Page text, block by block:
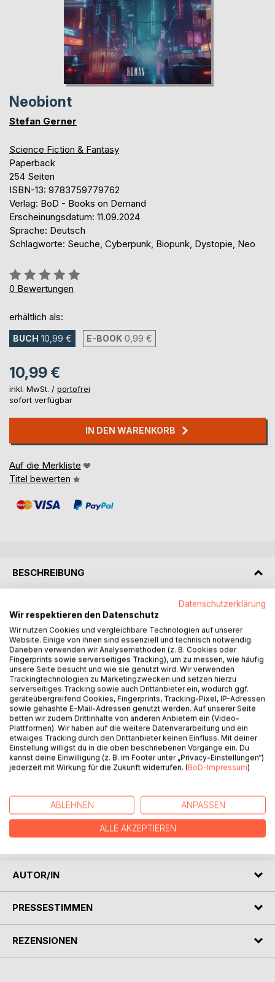
Neobiont
Stefan Gerner
Science Fiction & Fantasy
Paperback
254 Seiten
ISBN-13: 9783759779762
Verlag: BoD - Books on Demand
Erscheinungsdatum: 11.09.2024
Sprache: Deutsch
Schlagworte: Seuche, Cyberpunk, Biopunk, Dystopie, Neo
Bewertung::
0%
0 Bewertungen
erhältlich als:
BUCH 10,99 € E-BOOK 0,99 €
10,99 €
inkl. MwSt. / portofrei
sofort verfügbar
IN DEN WARENKORB
Auf die Merkliste
Titel bewerten
BESCHREIBUNG
STELL DIR VOR - DU ERWACHST IN DER ZUKUNFT -
OHNE ZU WISSEN WER DU BIST
Ein mysteriöser Parasit aus dem Eis hat im 21. Jahrhundert
beinahe die gesamte Menschheit vom Angesicht des
Planeten getilgt.
Fast siebzig Jahre später hausen die letzten Überlebenden
in riesigen abgeriegelten Städten, sogenannten Inseln, die
überwiegend in Küstennähe errichtet wurden. Sam
erwacht, ohne jegliche Erinnerung, in einem Labor,
unterhalb einer bizarren Großstadt. Auf der Suche nach
seiner Identität gerät er zwischen die Fronten von
Widerständlern und dem Machthaber der Stadt, ein
gewaschen ist.
Ihr Konflikt scheint mit Sams Schicksal verbunden zu sein.
Er kommt einem Komplott auf die Spur, welches das Ende
der restlichen Menschen bedeuten könnte...
AUTOR/IN
PRESSESTIMMEN
REZENSIONEN
Datenschutzerklärung
Wir respektieren den Datenschutz
Wir nutzen Cookies und vergleichbare Technologien auf unserer
Website. Einige von ihnen sind essenziell und technisch notwendig.
Daneben verwenden wir Analysemethoden (z. B. Cookies oder
Fingerprints sowie serverseitiges Tracking), um zu messen, wie häufig
unsere Seite besucht und wie sie genutzt wird. Wir verwenden
Trackingtechnologien zu Marketingzwecken und setzen hierzu
serverseitiges Tracking sowie auch Drittanbieter ein, wodurch ggf.
geräteübergreifend Cookies, Fingerprints, Tracking-Pixel, IP-Adressen
sowie gehashte E-Mail-Adressen genutzt werden. Auf unserer Seite
betten wir zudem Drittinhalte von anderen Anbietern ein (Video-
Plattformen). Wir haben auf die weitere Datenverarbeitung und ein
etwaiges Tracking durch den Drittanbieter keinen Einfluss. Mit deiner
Einstellung willigst du in die oben beschriebenen Vorgänge ein. Du
kannst deine Einwilligung (z. B. im Footer unter „Privacy-Einstellungen“)
jederzeit mit Wirkung für die Zukunft widerrufen. (BoD-Impressum)
ABLEHNEN ANPASSEN
ALLE AKZEPTIEREN